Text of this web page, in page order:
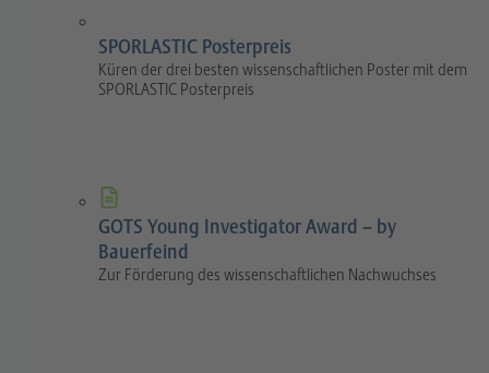
SPORLASTIC Posterpreis
Küren der drei besten wissenschaftlichen Poster mit dem
SPORLASTIC Posterpreis
GOTS Young Investigator Award – by
Bauerfeind
Zur Förderung des wissenschaftlichen Nachwuchses